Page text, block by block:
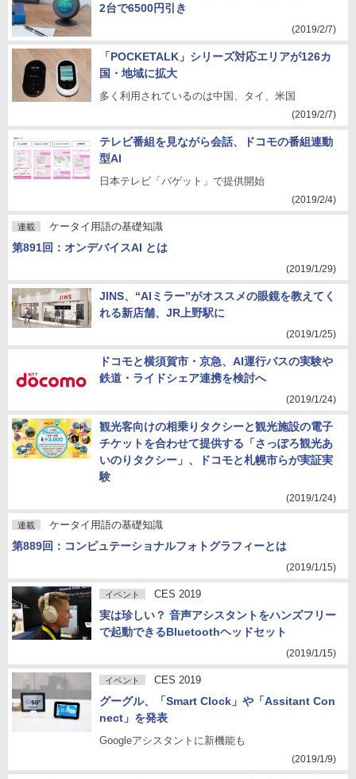
2台で6500円引き
(2019/2/7)
「POCKETALK」シリーズ対応エリアが126カ
国・地域に拡大
多く利用されているのは中国、タイ、米国
(2019/2/7)
テレビ番組を見ながら会話、ドコモの番組連動
型AI
日本テレビ「バゲット」で提供開始
(2019/2/4)
連載 ケータイ用語の基礎知識
第891回：オンデバイスAI とは
(2019/1/29)
JINS、“AIミラー”がオススメの眼鏡を教えてく
れる新店舗、JR上野駅に
(2019/1/25)
ドコモと横須賀市・京急、AI運行バスの実験や
鉄道・ライドシェア連携を検討へ
(2019/1/24)
観光客向けの相乗りタクシーと観光施設の電子
チケットを合わせて提供する「さっぽろ観光あ
いのりタクシー」、ドコモと札幌市らが実証実
験
(2019/1/24)
連載 ケータイ用語の基礎知識
第889回：コンピュテーショナルフォトグラフィーとは
(2019/1/15)
イベント CES 2019
実は珍しい？ 音声アシスタントをハンズフリー
で起動できるBluetoothヘッドセット
(2019/1/15)
イベント CES 2019
グーグル、「Smart Clock」や「Assitant Con
nect」を発表
Googleアシスタントに新機能も
(2019/1/9)